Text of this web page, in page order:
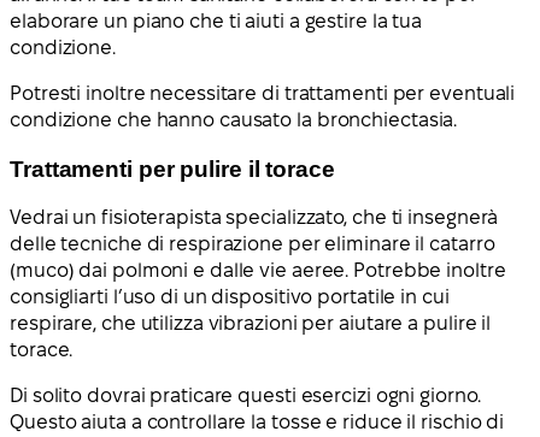
elaborare un piano che ti aiuti a gestire la tua
condizione.
Potresti inoltre necessitare di trattamenti per eventuali
condizione che hanno causato la bronchiectasia.
Trattamenti per pulire il torace
Vedrai un fisioterapista specializzato, che ti insegnerà
delle tecniche di respirazione per eliminare il catarro
(muco) dai polmoni e dalle vie aeree. Potrebbe inoltre
consigliarti l’uso di un dispositivo portatile in cui
respirare, che utilizza vibrazioni per aiutare a pulire il
torace.
Di solito dovrai praticare questi esercizi ogni giorno.
Questo aiuta a controllare la tosse e riduce il rischio di